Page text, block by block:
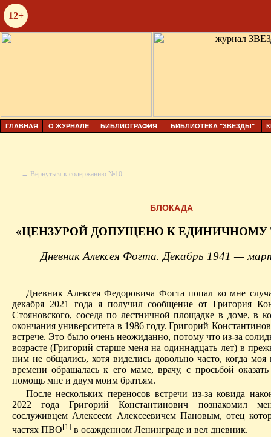
12+
ГЛАВНАЯ О ЖУРНАЛЕ БИБЛИОГРАФИЯ БИБЛИОТЕКА "ЗВЕЗДЫ"
← Вернуться к содержанию №10
БЛОКАДА
«ЦЕНЗУРОЙ ДОПУЩЕНО К ЕДИНИЧНОМУ
Дневник Алексея Фогта. Декабрь 1941 —
Дневник Алексея Федоровича Фогта попал ко мне
декабря 2021 года я получил сообщение от Григория
Стояновского, соседа по лестничной площадке в доме, в
окончания университета в 1986 году. Григорий
встрече. Это было очень неожиданно, потому что из-за
возрасте (Григорий старше меня на одиннадцать лет) в
ним не общались, хотя виделись довольно часто, когда
времени обращалась к его маме, врачу, с просьбой
помощь мне и двум моим братьям.
После нескольких переносов встречи из-за ковида
2022 года Григорий Константинович познакомил
сослуживцем Алексеем Алексеевичем Пановым, отец
частях ПВО[1] в осажденном Ленинграде и вел дневник.